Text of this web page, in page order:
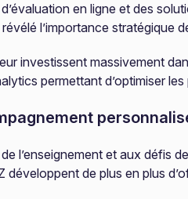
en ligne et des
l’importance stratégique
investissent massivement
permettant d’optimiser
l’enseignement et aux défis
de plus en plus